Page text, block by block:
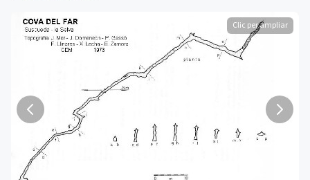
Clic per ampliar